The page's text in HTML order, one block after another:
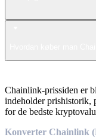
Chainlink-prissiden er
indeholder prishistorik,
for de bedste
Konverter Chainlink